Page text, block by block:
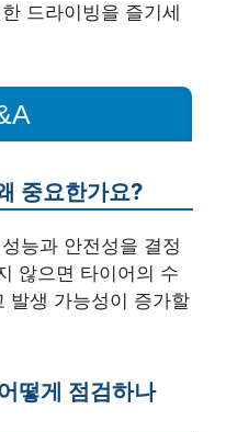
드라이빙을 즐기세
중요한가요?
능과 안전성을 결정
않으면 타이어의 수
발생 가능성이 증가할
떻게 점검하나